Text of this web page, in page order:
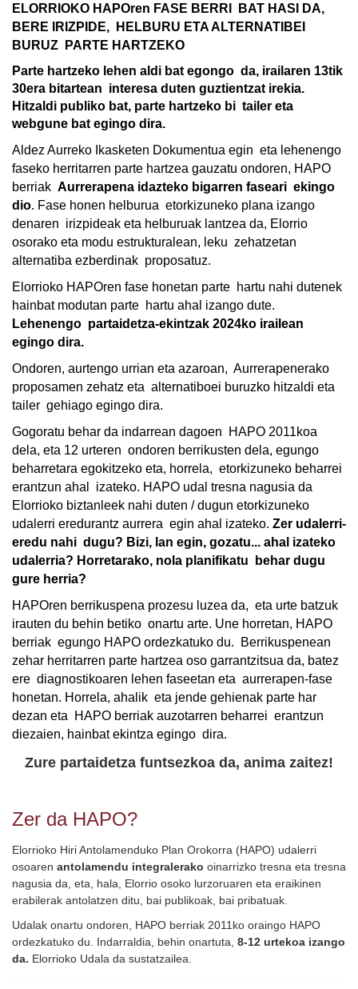
ELORRIOKO HAPOren FASE BERRI  BAT HASI DA,
BERE IRIZPIDE,  HELBURU ETA ALTERNATIBEI
BURUZ  PARTE HARTZEKO
Parte hartzeko lehen aldi bat egongo  da, irailaren 13tik
30era bitartean  interesa duten guztientzat irekia.
Hitzaldi publiko bat, parte hartzeko bi  tailer eta
webgune bat egingo dira.
Aldez Aurreko Ikasketen Dokumentua egin  eta lehenengo
faseko herritarren parte hartzea gauzatu ondoren, HAPO
berriak Aurrerapena idazteko bigarren faseari  ekingo
dio. Fase honen helburua  etorkizuneko plana izango
denaren  irizpideak eta helburuak lantzea da, Elorrio
osorako eta modu estrukturalean, leku  zehatzetan
alternatiba ezberdinak  proposatuz.
Elorrioko HAPOren fase honetan parte  hartu nahi dutenek
Lehenengo  partaidetza-ekintzak 2024ko irailean
egingo dira.
Ondoren, aurtengo urrian eta azaroan,  Aurrerapenerako
proposamen zehatz eta  alternatiboei buruzko hitzaldi eta
tailer  gehiago egingo dira.
Gogoratu behar da indarrean dagoen  HAPO 2011koa
dela, eta 12 urteren  ondoren berrikusten dela, egungo
beharretara egokitzeko eta, horrela,  etorkizuneko beharrei
erantzun ahal  izateko. HAPO udal tresna nagusia da
Elorrioko biztanleek nahi duten / dugun etorkizuneko
udalerri eredurantz aurrera  egin ahal izateko. Zer udalerri-
eredu nahi  dugu? Bizi, lan egin, gozatu... ahal izateko
udalerria? Horretarako, nola planifikatu  behar dugu
gure herria?
HAPOren berrikuspena prozesu luzea da,  eta urte batzuk
irauten du behin betiko  onartu arte. Une horretan, HAPO
berriak  egungo HAPO ordezkatuko du.  Berrikuspenean
zehar herritarren parte hartzea oso garrantzitsua da, batez
ere  diagnostikoaren lehen faseetan eta  aurrerapen-fase
honetan. Horrela, ahalik  eta jende gehienak parte har
dezan eta  HAPO berriak auzotarren beharrei  erantzun
diezaien, hainbat ekintza egingo  dira.
Zure partaidetza funtsezkoa da, anima zaitez!
Zer da HAPO?
Elorrioko Hiri Antolamenduko Plan Orokorra (HAPO) udalerri
osoaren antolamendu integralerako oinarrizko tresna eta tresna
nagusia da, eta, hala, Elorrio osoko lurzoruaren eta eraikinen
erabilerak antolatzen ditu, bai publikoak, bai pribatuak.
Udalak onartu ondoren, HAPO berriak 2011ko oraingo HAPO
ordezkatuko du. Indarraldia, behin onartuta, 8-12 urtekoa izango
da. Elorrioko Udala da sustatzailea.